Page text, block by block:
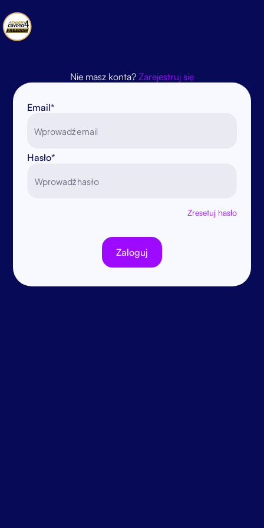
Nie masz konta? Zarejestruj się
Email*
Hasło*
Zresetuj hasło